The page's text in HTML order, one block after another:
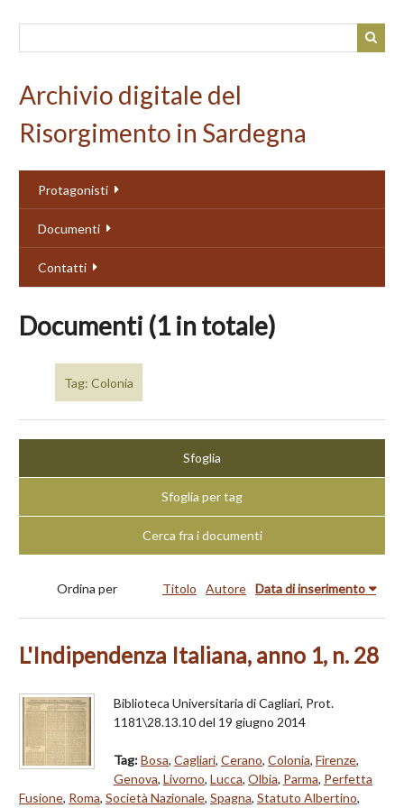
Archivio digitale del
Risorgimento in Sardegna
Protagonisti
Documenti
Contatti
Documenti (1 in totale)
Tag: Colonia
Sfoglia
Sfoglia per tag
Cerca fra i documenti
Ordina per Titolo Autore Data di inserimento
L'Indipendenza Italiana, anno 1, n. 28
Biblioteca Universitaria di Cagliari, Prot.
1181\28.13.10 del 19 giugno 2014
Tag:Bosa, Cagliari, Cerano, Colonia, Firenze,
Genova, Livorno, Lucca, Olbia, Parma, Perfetta
Fusione, Roma, Società Nazionale, Spagna, Statuto Albertino,